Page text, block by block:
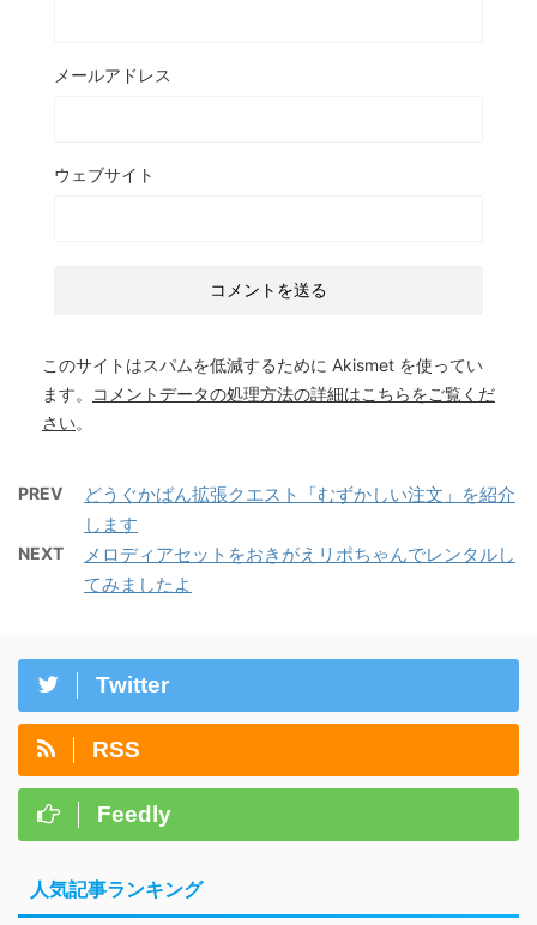
メールアドレス
ウェブサイト
このサイトはスパムを低減するために Akismet を使ってい
ます。
コメントデータの処理方法の詳細はこちらをご覧くだ
さい。
PREV
どうぐかばん拡張クエスト「むずかしい注文」を紹介
します
NEXT
メロディアセットをおきがえリポちゃんでレンタルし
てみましたよ
Twitter
RSS
Feedly
人気記事ランキング